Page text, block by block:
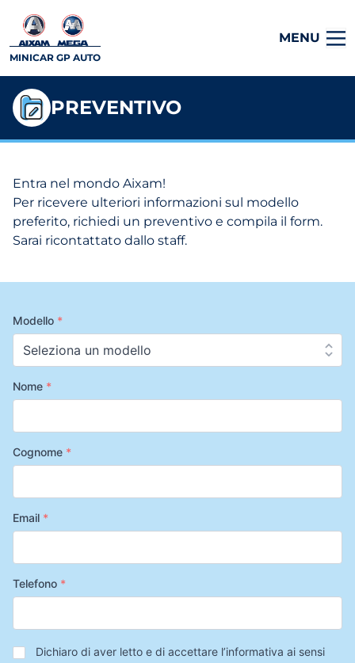
MINICAR GP AUTO
MENU
PREVENTIVO
Entra nel mondo Aixam!
Per ricevere ulteriori informazioni sul modello
preferito, richiedi un preventivo e compila il form.
Sarai ricontattato dallo staff.
Modello *
Nome *
Cognome *
Email *
Telefono *
Privacy*
Dichiaro di aver letto e di accettare l’informativa ai sensi